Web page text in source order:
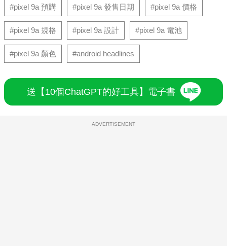
#pixel 9a 預購 #pixel 9a 發售日期 #pixel 9a 價格
#pixel 9a 規格 #pixel 9a 設計 #pixel 9a 電池
#pixel 9a 顏色 #android headlines
送【10個ChatGPT的好工具】電子書
ADVERTISEMENT